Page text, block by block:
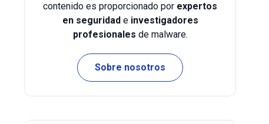
contenido es proporcionado por expertos
en seguridade investigadores
profesionales de malware.
Sobre nosotros